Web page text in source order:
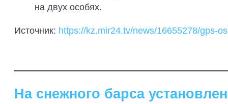
на двух особях.
Источник: https://kz.mir24.tv/news/16655278/gps-
На снежного барса